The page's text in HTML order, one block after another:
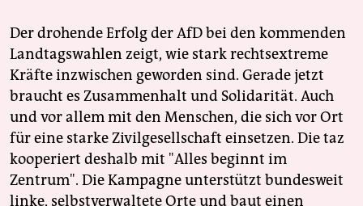
Der drohende Erfolg der AfD bei den kommenden
Landtagswahlen zeigt, wie stark rechtsextreme
Kräfte inzwischen geworden sind. Gerade jetzt
braucht es Zusammenhalt und Solidarität. Auch
und vor allem mit den Menschen, die sich vor Ort
für eine starke Zivilgesellschaft einsetzen. Die taz
kooperiert deshalb mit "Alles beginnt im
Zentrum". Die Kampagne unterstützt bundesweit
linke, selbstverwaltete Orte und baut einen